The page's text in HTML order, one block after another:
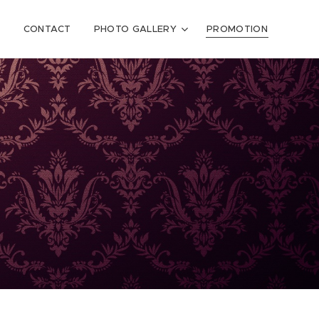
CONTACT PHOTO GALLERY PROMOTION